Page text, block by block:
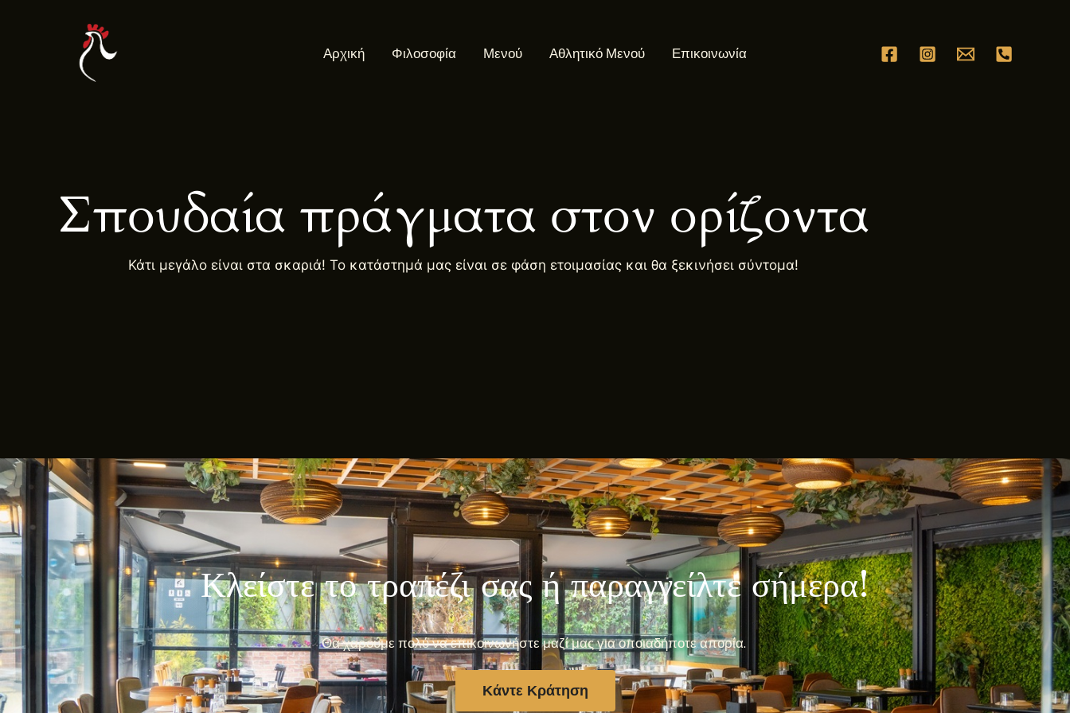
Αρχική Φιλοσοφία Μενού Αθλητικό Μενού Επικοινωνία
Σπουδαία πράγματα στον ορίζοντα
Κάτι μεγάλο είναι στα σκαριά! Το κατάστημά μας είναι σε φάση ετοιμασίας και θα ξεκινήσει σύντομα!
Κλείστε το τραπέζι σας ή παραγγείλτε σήμερα!
Θα χαρούμε πολύ να επικοινωνήστε μαζί μας για οποιαδήποτε απορία.
Κάντε Κράτηση